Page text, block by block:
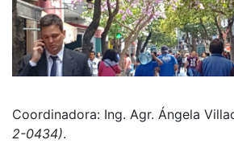
Coordinadora: Ing. Agr. Ángela
2-0434).